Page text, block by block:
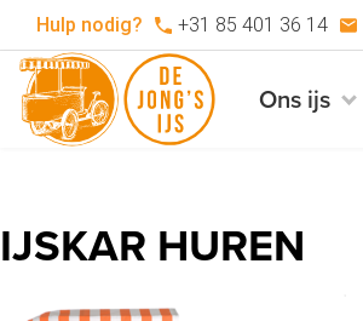
Hulp nodig? +31 85 401 36 14
Ons ijs
IJSKAR HUREN